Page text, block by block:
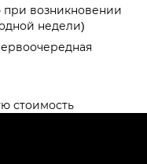
при возникновении
недели)
стоимость